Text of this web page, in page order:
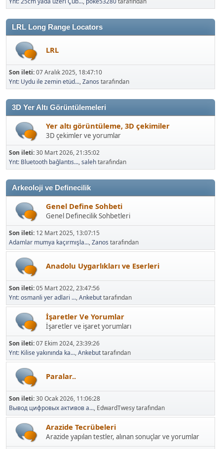
LRL Long Range Locators
LRL
Son ileti:07 Aralık 2025, 18:47:10
Ynt: Uydu ile zemin etüd...,Zanos tarafından
3D Yer Altı Görüntülemeleri
Yer altı görüntüleme, 3D çekimiler
3D çekimler ve yorumlar
Son ileti:30 Mart 2026, 21:35:02
Ynt: Bluetooth bağlantıs...,salehtarafından
Arkeoloji ve Definecilik
Genel Define Sohbeti
Genel Definecilik Sohbetleri
Son ileti: 12 Mart 2025, 13:07:15
Adamlar mumya kaçırmışla...,Zanos tarafından
Anadolu Uygarlıkları ve Eserleri
Son ileti:05 Mart 2022, 23:47:56
Ynt: osmanli yer adlari ...,Ankebuttarafından
İşaretler Ve Yorumlar
İşaretler ve işaret yorumları
Son ileti:07 Ekim 2024, 23:39:26
Ynt: Kilise yakınında ka...,Ankebuttarafından
Paralar..
Son ileti:30 Ocak 2026, 11:06:28
Вывод цифровых активов а..., EdwardTwesy tarafından
Arazide Tecrübeleri
Arazide yapılan testler, alınan sonuçlar ve yorumlar